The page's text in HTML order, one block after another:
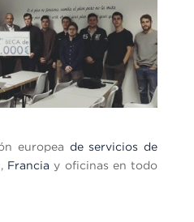
europea de servicios de
, Francia y oficinas en todo